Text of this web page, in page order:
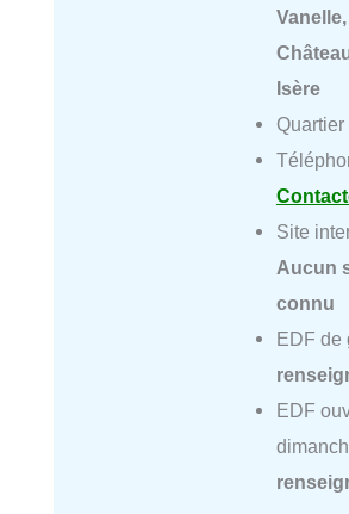
Isère
Quartier
Site
Aucun
connu
EDF de
EDF